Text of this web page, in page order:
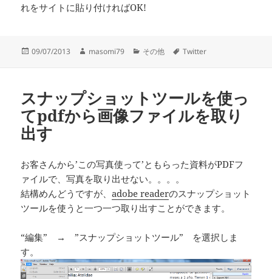
れをサイトに貼り付ければOK!
投
09/07/2013
作
masomi79
カ
ー
その他
タ
Twitter
スナップショットツールを使っ
てpdfから画像ファイルを取り
出す
お客さんから’この写真使って’ともらった資料がPDFフ
ァイルで、写真を取り出せない。。。。
結構めんどうですが、adobe readerのスナップショット
ツールを使うと一つ一つ取り出すことができます。
“編集” → ”スナップショットツール” を選択しま
す。